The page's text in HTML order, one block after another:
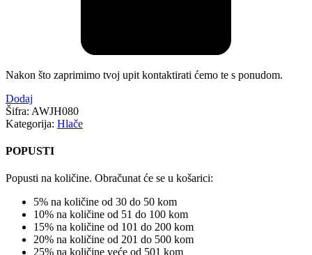
Nakon što zaprimimo tvoj upit kontaktirati ćemo te s ponudom.
Dodaj
Šifra: AWJH080
Kategorija: Hlače
POPUSTI
Popusti na količine. Obračunat će se u košarici:
5% na količine od 30 do 50 kom
10% na količine od 51 do 100 kom
15% na količine od 101 do 200 kom
20% na količine od 201 do 500 kom
25% na količine veće od 501 kom